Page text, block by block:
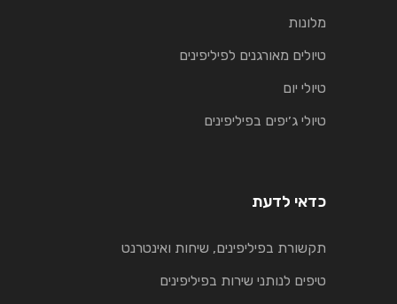
מלונות
טיולים מאורגנים לפיליפינים
טיולי יום
טיולי ג׳יפים בפיליפינים
כדאי לדעת
תקשורת בפיליפינים, שיחות ואינטרנט
טיפים לנותני שירות בפיליפינים